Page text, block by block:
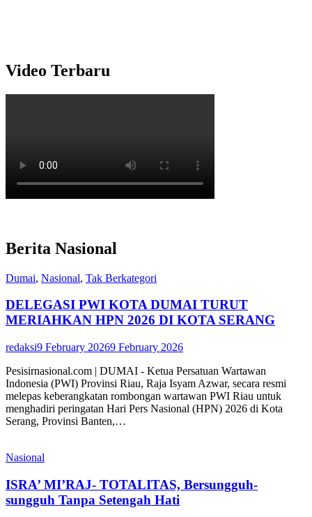
Video Terbaru
Berita Nasional
Dumai, Nasional, Tak Berkategori
DELEGASI PWI KOTA DUMAI TURUT
MERIAHKAN HPN 2026 DI KOTA SERANG
redaksi9 February 20269 February 2026
Pesisirnasional.com | DUMAI - Ketua Persatuan Wartawan
Indonesia (PWI) Provinsi Riau, Raja Isyam Azwar, secara resmi
melepas keberangkatan rombongan wartawan PWI Riau untuk
menghadiri peringatan Hari Pers Nasional (HPN) 2026 di Kota
Serang, Provinsi Banten,…
Nasional
ISRA’ MI’RAJ- TOTALITAS, Bersungguh-
sungguh Tanpa Setengah Hati